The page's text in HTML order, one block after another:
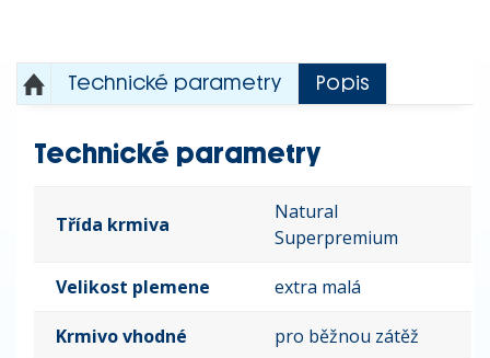
Technické parametry Popis
Technické parametry
Třída krmiva
Natural
Superpremium
Velikost plemene extra malá
Krmivo vhodné pro běžnou zátěž